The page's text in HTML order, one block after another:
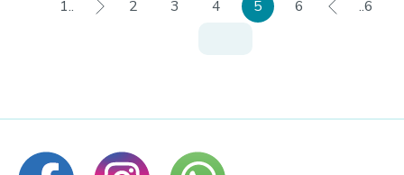
1.. 2 3 4 5 6 ..6